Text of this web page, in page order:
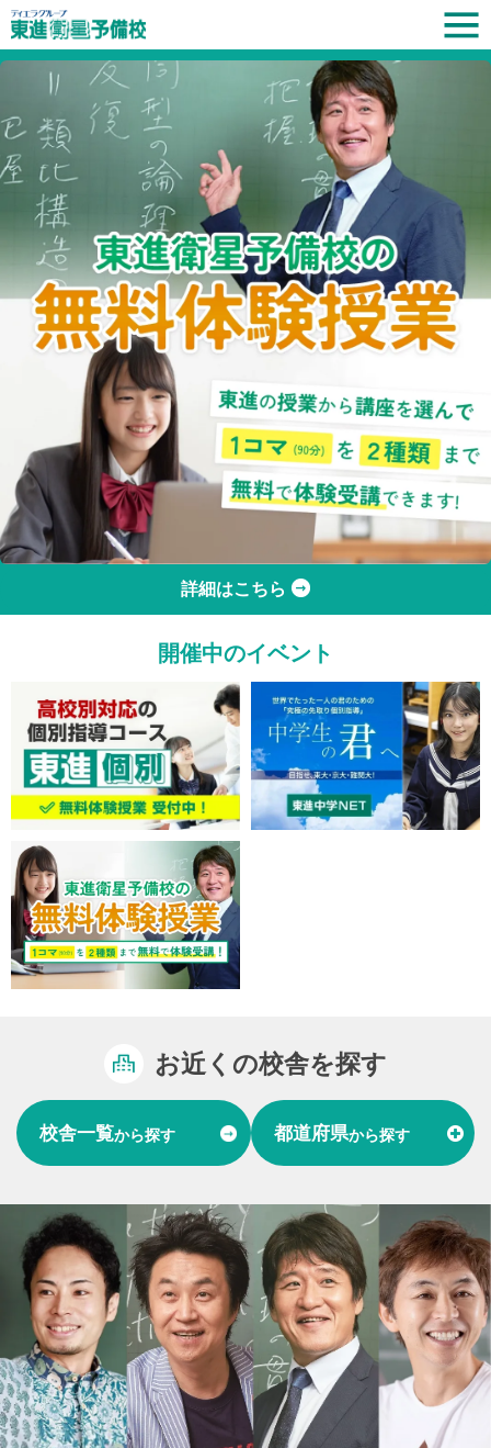
詳細はこちら
開催中のイベント
お近くの校舎を探す
校舎一覧から探す 都道府県から探す
東海 愛知県 岐阜県
関西 大阪府 兵庫県
中国 山口県
九州 福岡県 熊本県 長崎県